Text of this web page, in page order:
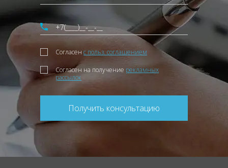
Согласен с польз. соглашением
Согласен на получение рекламных
рассылок
Получить консультацию